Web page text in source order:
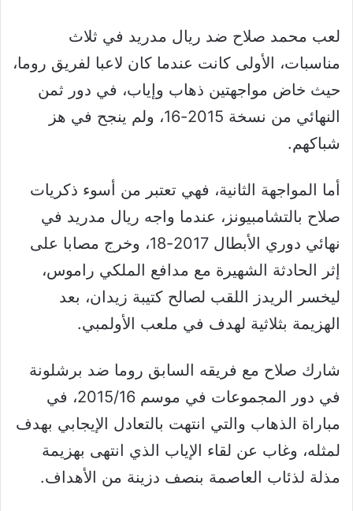
لعب محمد صلاح ضد ريال مدريد في ثلاث
مناسبات، الأولى كانت عندما كان لاعبا لفريق روما،
حيث خاض مواجهتين ذهاب وإياب، في دور ثمن
النهائي من نسخة 2015-16، ولم ينجح في هز
شباكهم.
أما المواجهة الثانية، فهي تعتبر من أسوء ذكريات
صلاح بالتشامبيونز، عندما واجه ريال مدريد في
نهائي دوري الأبطال 2017-18، وخرج مصابا على
إثر الحادثة الشهيرة مع مدافع الملكي راموس،
ليخسر الريدز اللقب لصالح كتيبة زيدان، بعد
الهزيمة بثلاثية لهدف في ملعب الأولمبي.
شارك صلاح مع فريقه السابق روما ضد برشلونة
في دور المجموعات في موسم 2015/16، في
مباراة الذهاب والتي انتهت بالتعادل الإيجابي بهدف
لمثله، وغاب عن لقاء الإياب الذي انتهى بهزيمة
مذلة لذئاب العاصمة بنصف دزينة من الأهداف.